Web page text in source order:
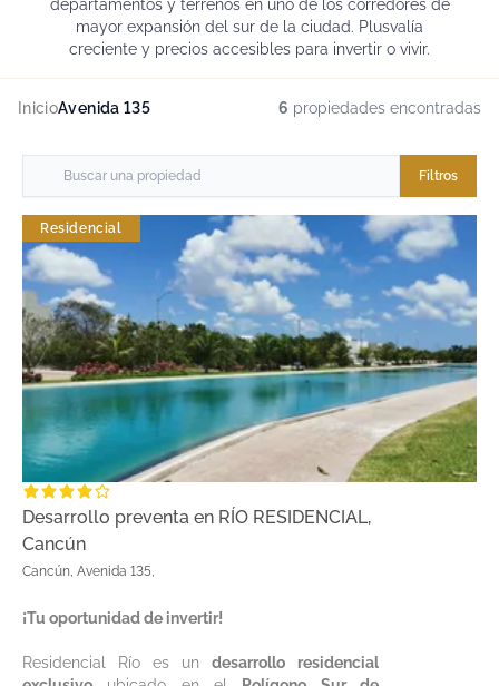
departamentos y terrenos en uno de los corredores de
mayor expansión del sur de la ciudad. Plusvalía
creciente y precios accesibles para invertir o vivir.
InicioAvenida 135 6 propiedades encontradas
Filtros
Residencial
Desarrollo preventa en RÍO RESIDENCIAL,
Cancún
Cancún, Avenida 135,
¡Tu oportunidad de invertir!
Residencial Río es un desarrollo residencial